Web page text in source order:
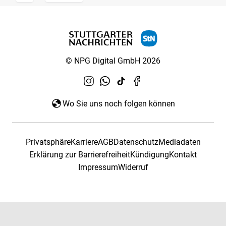
© NPG Digital GmbH 2026
Wo Sie uns noch folgen können
PrivatsphäreKarriereAGBDatenschutzMediadaten
Erklärung zur BarrierefreiheitKündigungKontakt
ImpressumWiderruf